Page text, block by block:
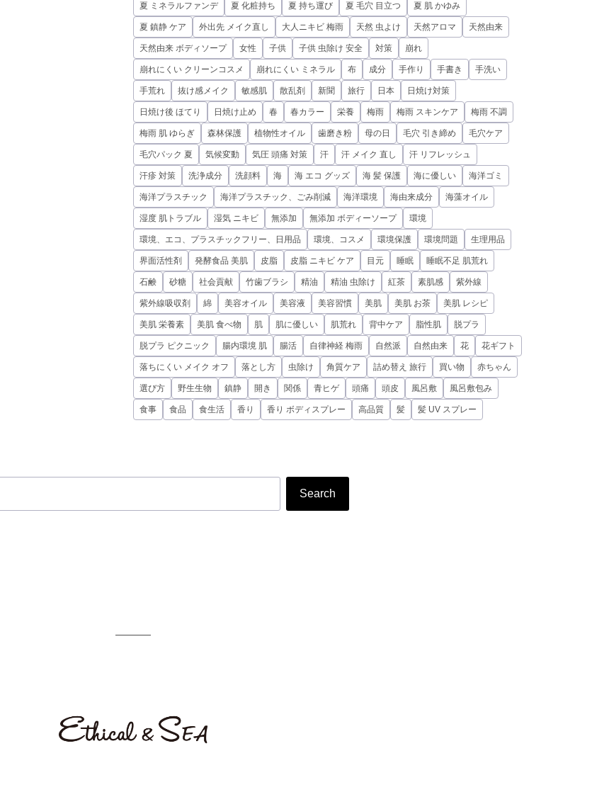
夏 ミネラルファンデ 夏 化粧持ち 夏 持ち運び 夏 毛穴 目立つ 夏 肌 かゆみ
夏 鎮静 ケア 外出先 メイク直し 大人ニキビ 梅雨 天然 虫よけ 天然アロマ 天然由来
天然由来 ボディソープ 女性 子供 子供 虫除け 安全 対策 崩れ
崩れにくい クリーンコスメ 崩れにくい ミネラル 布 成分 手作り 手書き 手洗い
手荒れ 抜け感メイク 敏感肌 散乱剤 新聞 旅行 日本 日焼け対策
日焼け後 ほてり 日焼け止め 春 春カラー 栄養 梅雨 梅雨 スキンケア 梅雨 不調
梅雨 肌 ゆらぎ 森林保護 植物性オイル 歯磨き粉 母の日 毛穴 引き締め 毛穴ケア
毛穴パック 夏 気候変動 気圧 頭痛 対策 汗 汗 メイク 直し 汗 リフレッシュ
汗疹 対策 洗浄成分 洗顔料 海 海 エコ グッズ 海 髪 保護 海に優しい 海洋ゴミ
海洋プラスチック 海洋プラスチック、ごみ削減 海洋環境 海由来成分 海藻オイル
湿度 肌トラブル 湿気 ニキビ 無添加 無添加 ボディーソープ 環境
環境、エコ、プラスチックフリー、日用品 環境、コスメ 環境保護 環境問題 生理用品
界面活性剤 発酵食品 美肌 皮脂 皮脂 ニキビ ケア 目元 睡眠 睡眠不足 肌荒れ
石鹸 砂糖 社会貢献 竹歯ブラシ 精油 精油 虫除け 紅茶 素肌感 紫外線
紫外線吸収剤 綿 美容オイル 美容液 美容習慣 美肌 美肌 お茶 美肌 レシピ
美肌 栄養素 美肌 食べ物 肌 肌に優しい 肌荒れ 背中ケア 脂性肌 脱プラ
脱プラ ピクニック 腸内環境 肌 腸活 自律神経 梅雨 自然派 自然由来 花 花ギフト
落ちにくい メイク オフ 落とし方 虫除け 角質ケア 詰め替え 旅行 買い物 赤ちゃん
選び方 野生生物 鎮静 開き 関係 青ヒゲ 頭痛 頭皮 風呂敷 風呂敷包み
食事 食品 食生活 香り 香り ボディスプレー 高品質 髪 髪 UV スプレー